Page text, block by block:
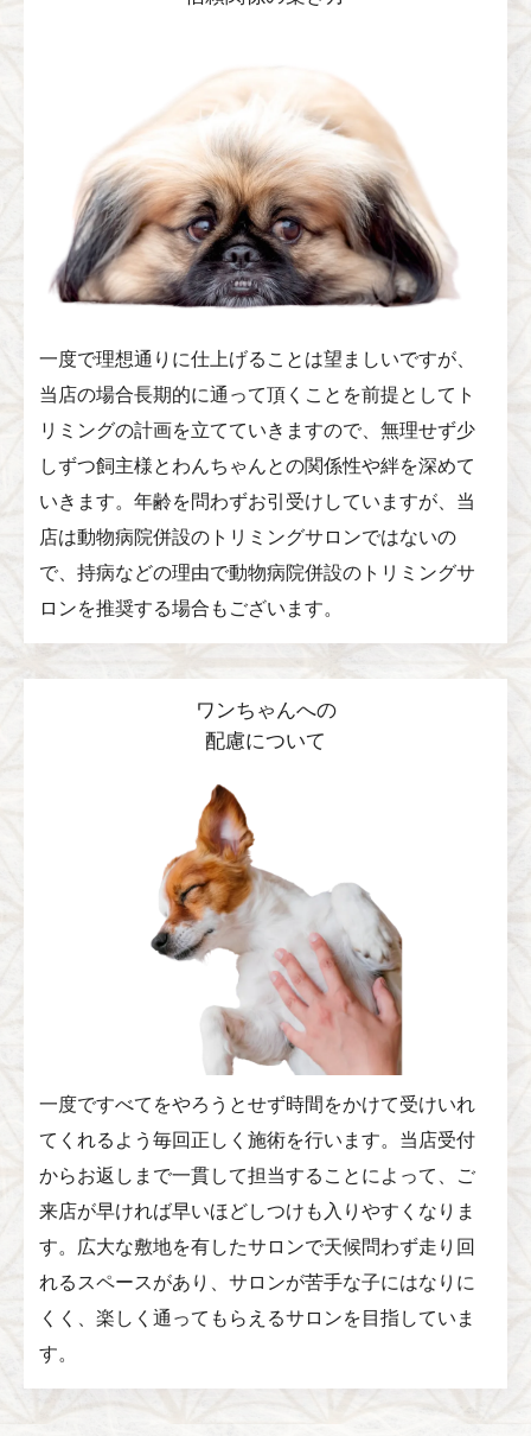
一度で理想通りに仕上げることは望ましいですが、
当店の場合長期的に通って頂くことを前提としてト
リミングの計画を立てていきますので、無理せず少
しずつ飼主様とわんちゃんとの関係性や絆を深めて
いきます。年齢を問わずお引受けしていますが、当
店は動物病院併設のトリミングサロンではないの
で、持病などの理由で動物病院併設のトリミングサ
ロンを推奨する場合もございます。
ワンちゃんへの
配慮について
一度ですべてをやろうとせず時間をかけて受けいれ
てくれるよう毎回正しく施術を行います。当店受付
からお返しまで一貫して担当することによって、ご
来店が早ければ早いほどしつけも入りやすくなりま
す。広大な敷地を有したサロンで天候問わず走り回
れるスペースがあり、サロンが苦手な子にはなりに
くく、楽しく通ってもらえるサロンを目指していま
す。